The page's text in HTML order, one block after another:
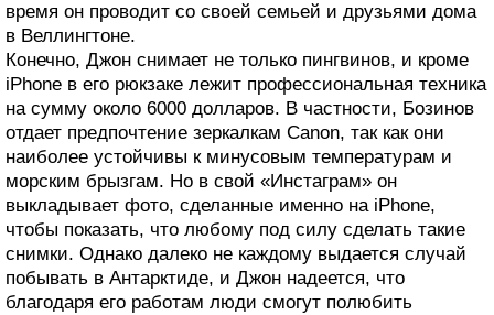
время он проводит со своей семьей и друзьями дома
в Веллингтоне.
Конечно, Джон снимает не только пингвинов, и кроме
iPhone в его рюкзаке лежит профессиональная техника
на сумму около 6000 долларов. В частности, Бозинов
отдает предпочтение зеркалкам Canon, так как они
наиболее устойчивы к минусовым температурам и
морским брызгам. Но в свой «Инстаграм» он
выкладывает фото, сделанные именно на iPhone,
чтобы показать, что любому под силу сделать такие
снимки. Однако далеко не каждому выдается случай
побывать в Антарктиде, и Джон надеется, что
благодаря его работам люди смогут полюбить